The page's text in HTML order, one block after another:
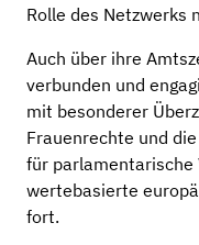
Rolle des Netzwerks
Auch über ihre
verbunden und
mit besonderer
Frauenrechte und
für parlamentarische
wertebasierte
fort.